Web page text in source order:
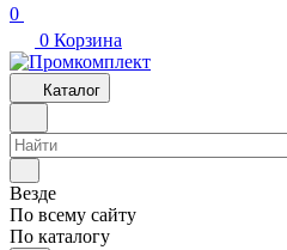
0
0 Корзина
Каталог
Везде
По всему сайту
По каталогу